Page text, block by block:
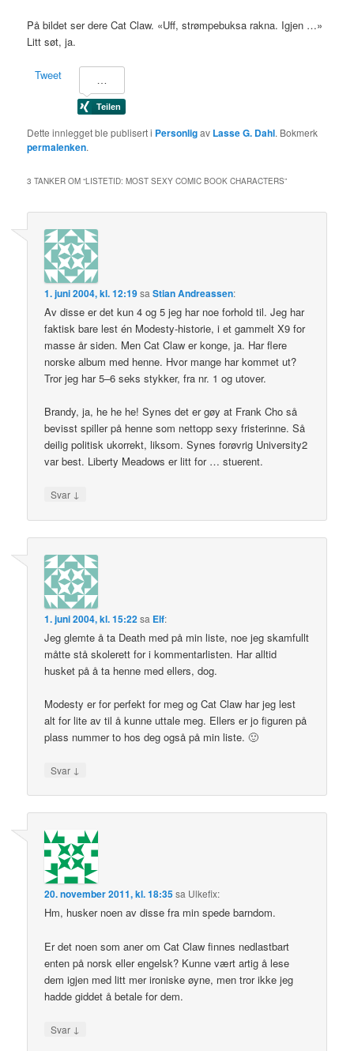
På bildet ser dere Cat Claw. «Uff, strømpebuksa rakna. Igjen …»
Litt søt, ja.
Tweet
Dette innlegget ble publisert i Personligav Lasse G. Dahl. Bokmerk
permalenken.
3 TANKER OM “LISTETID: MOST SEXY COMIC BOOK CHARACTERS”
1. juni 2004, kl. 12:19sa Stian Andreassen:
Av disse er det kun 4 og 5 jeg har noe forhold til. Jeg har
faktisk bare lest én Modesty-historie, i et gammelt X9 for
masse år siden. Men Cat Claw er konge, ja. Har flere
norske album med henne. Hvor mange har kommet ut?
Tror jeg har 5–6 seks stykker, fra nr. 1 og utover.
Brandy, ja, he he he! Synes det er gøy at Frank Cho så
bevisst spiller på henne som nettopp sexy fristerinne. Så
deilig politisk ukorrekt, liksom. Synes forøvrig University2
var best. Liberty Meadows er litt for … stuerent.
Svar ↓
1. juni 2004, kl. 15:22sa Elf:
Jeg glemte å ta Death med på min liste, noe jeg skamfullt
måtte stå skolerett for i kommentarlisten. Har alltid
husket på å ta henne med ellers, dog.
Modesty er for perfekt for meg og Cat Claw har jeg lest
alt for lite av til å kunne uttale meg. Ellers er jo figuren på
plass nummer to hos deg også på min liste. 🙂
Svar ↓
20. november 2011, kl. 18:35sa Ulkefix:
Hm, husker noen av disse fra min spede barndom.
Er det noen som aner om Cat Claw finnes nedlastbart
enten på norsk eller engelsk? Kunne vært artig å lese
dem igjen med litt mer ironiske øyne, men tror ikke jeg
hadde giddet å betale for dem.
Svar ↓